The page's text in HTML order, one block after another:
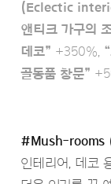
(Eclectic
앤티크 가구의
데코” +350%,
골동품 창문”
#Mush-rooms
인테리어, 데코